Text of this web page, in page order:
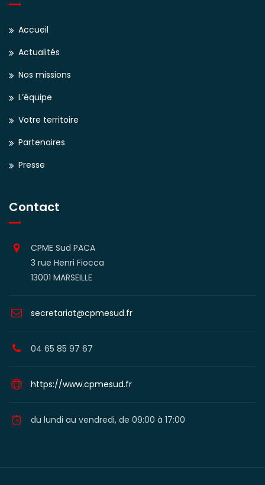
Accueil
Actualités
Nos missions
L’équipe
Votre territoire
Partenaires
Presse
Contact
CPME Sud PACA
3 rue Henri Fiocca
13001 MARSEILLE
secretariat@cpmesud.fr
04 65 85 97 67
https://www.cpmesud.fr
du lundi au vendredi, de 09:00 à 17:00